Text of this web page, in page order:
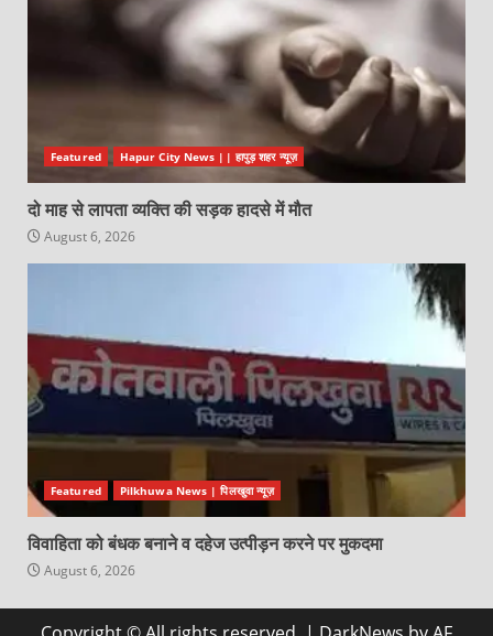
Featured Hapur City News || हापुड़ शहर न्यूज़
दो माह से लापता व्यक्ति की सड़क हादसे में मौत
August 6, 2026
Featured Pilkhuwa News | पिलखुवा न्यूज़
विवाहिता को बंधक बनाने व दहेज उत्पीड़न करने पर मुकदमा
August 6, 2026